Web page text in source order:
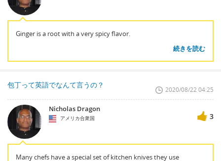
Ginger is a root with a very spicy flavor.
続きを読む
包丁って英語でなんて言うの？
2020/08/22 04:25
Nicholas Dragon
アメリカ合衆国 3
Many chefs have a special set of kitchen knives they use